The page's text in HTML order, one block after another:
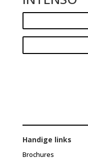
Handige links
Brochures